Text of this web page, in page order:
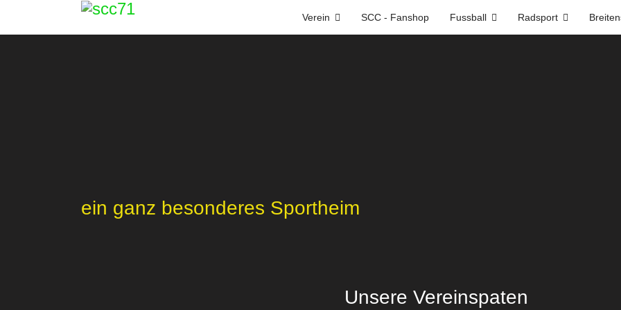
Verein SCC - Fanshop Fussball Radsport
ein ganz besonderes Sportheim
Unsere Vereinspaten